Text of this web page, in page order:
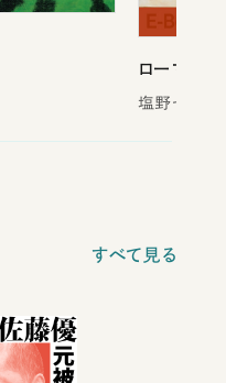
ローマは
塩野七生／
すべて見る